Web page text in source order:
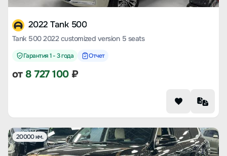
2022 Tank 500
Tank 500 2022 customized version 5 seats
Гарантия 1 - 3 года Отчет
от 8 727 100₽
20000 км.